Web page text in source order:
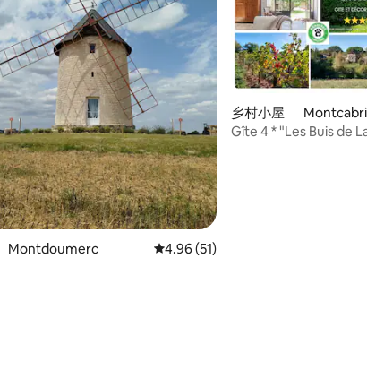
分 5 分），共 44 条评价
Montdoumerc 平均评分 4.96 分（满分 5 分），共
4.96 (51)
乡村小屋 ｜
Gîte 4 * "Les Buis de